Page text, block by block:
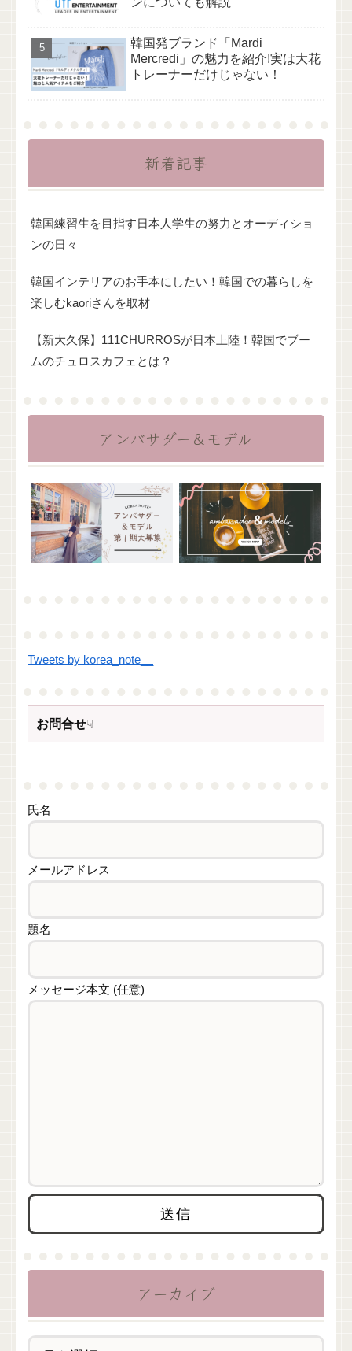
韓国発ブランド「Mardi
Mercredi」の魅力を紹介!実は大花
トレーナーだけじゃない！
新着記事
韓国練習生を目指す日本人学生の努力とオーディショ
ンの日々
韓国インテリアのお手本にしたい！韓国での暮らしを
楽しむkaoriさんを取材
【新大久保】111CHURROSが日本上陸！韓国でブー
ムのチュロスカフェとは？
アンバサダー＆モデル
Tweets by korea_note__
お問合せ☟
氏名
メールアドレス
題名
メッセージ本文 (任意)
アーカイブ